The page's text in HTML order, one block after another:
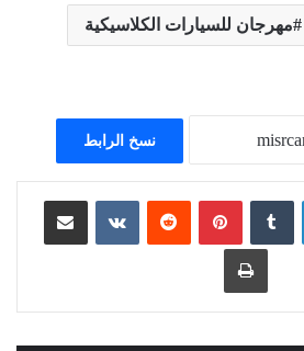
مهرجان للسيارات الكلاسيكية
نسخ الرابط
لينكدإن ‏Tumblr بينتيريست
‏Reddit
‏VKontakte مشاركة عبر البريد
طباعة